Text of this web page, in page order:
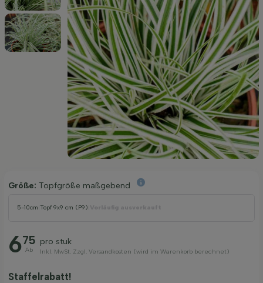
Größe: Topfgröße maßgebend
5-10cm Topf 9x9 cm (P9)
675
Ab
pro stuk
Inkl. MwSt. Zzgl. Versandkosten (wird im Warenkorb berechnet)
Staffelrabatt!